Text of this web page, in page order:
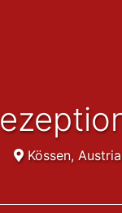
Kössen, Austria